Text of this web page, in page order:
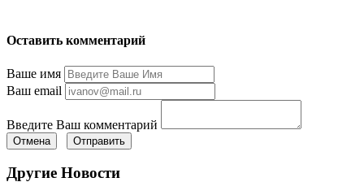
Оставить комментарий
Ваше имя
Ваш email
Введите Ваш комментарий
Отмена Отправить
Другие Новости